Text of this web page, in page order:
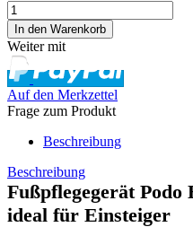
Weiter mit
Auf den Merkzettel
Frage zum Produkt
Beschreibung
Beschreibung
Fußpflegegerät Podo
ideal für Einsteiger